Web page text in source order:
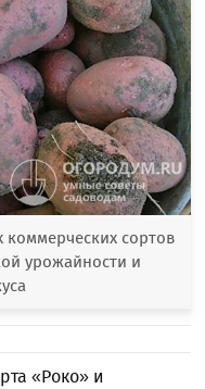
коммерческих сортов
урожайности и
«Роко» и